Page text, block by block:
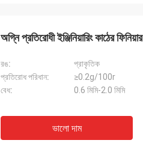
অগ্নি প্রতিরোধী ইঞ্জিনিয়ারিং কাঠের ফিনিয়ার
রঙ:
প্রাকৃতিক
প্রতিরোধ পরিধান:
≥0.2g/100r
বেধ:
0.6 মিমি-2.0 মিমি
ভালো দাম